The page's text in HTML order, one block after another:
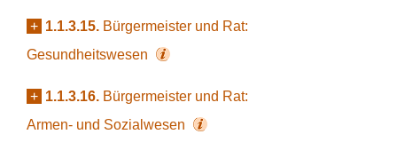
+ 1.1.3.15. Bürgermeister und Rat:
Gesundheitswesen
+ 1.1.3.16. Bürgermeister und Rat:
Armen- und Sozialwesen